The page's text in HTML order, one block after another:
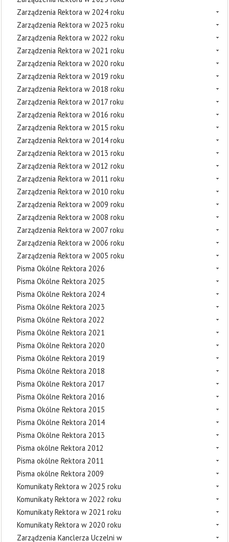
Zarządzenia Rektora w 2024 roku
Zarządzenia Rektora w 2023 roku
Zarządzenia Rektora w 2022 roku
Zarządzenia Rektora w 2021 roku
Zarządzenia Rektora w 2020 roku
Zarządzenia Rektora w 2019 roku
Zarządzenia Rektora w 2018 roku
Zarządzenia Rektora w 2017 roku
Zarządzenia Rektora w 2016 roku
Zarządzenia Rektora w 2015 roku
Zarządzenia Rektora w 2014 roku
Zarządzenia Rektora w 2013 roku
Zarządzenia Rektora w 2012 roku
Zarządzenia Rektora w 2011 roku
Zarządzenia Rektora w 2010 roku
Zarządzenia Rektora w 2009 roku
Zarządzenia Rektora w 2008 roku
Zarządzenia Rektora w 2007 roku
Zarządzenia Rektora w 2006 roku
Zarządzenia Rektora w 2005 roku
Pisma Okólne Rektora 2026
Pisma Okólne Rektora 2025
Pisma Okólne Rektora 2024
Pisma Okólne Rektora 2023
Pisma Okólne Rektora 2022
Pisma Okólne Rektora 2021
Pisma Okólne Rektora 2020
Pisma Okólne Rektora 2019
Pisma Okólne Rektora 2018
Pisma Okólne Rektora 2017
Pisma Okólne Rektora 2016
Pisma Okólne Rektora 2015
Pisma Okólne Rektora 2014
Pisma Okólne Rektora 2013
Pisma okólne Rektora 2012
Pisma okólne Rektora 2011
Pisma okólne Rektora 2009
Komunikaty Rektora w 2025 roku
Komunikaty Rektora w 2022 roku
Komunikaty Rektora w 2021 roku
Komunikaty Rektora w 2020 roku
Zarządzenia Kanclerza Uczelni w